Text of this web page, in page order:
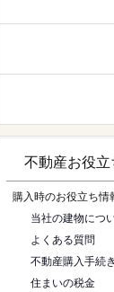
不動産お役
購入時のお役立ち情
当社の建物につ
よくある質問
不動産購入手続
住まいの税金